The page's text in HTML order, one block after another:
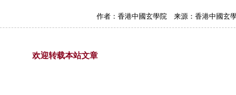
作者：香港中國玄學院 来源：香港中國玄
欢迎转载本站文章